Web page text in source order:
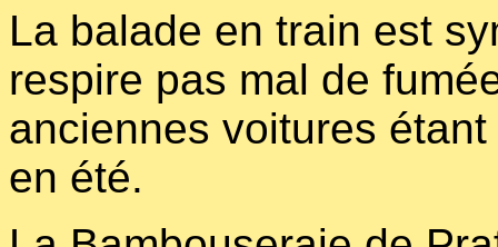
La balade en train est
respire pas mal de
anciennes voitures
en été.